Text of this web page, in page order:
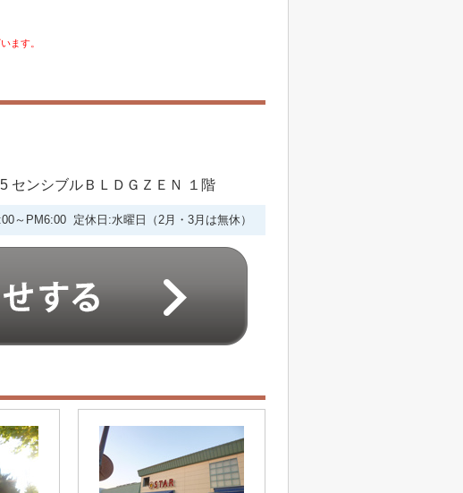
ます。
センシブルＢＬＤＧＺＥＮ １階
～PM6:00 定休日:水曜日（2月・3月は無休）